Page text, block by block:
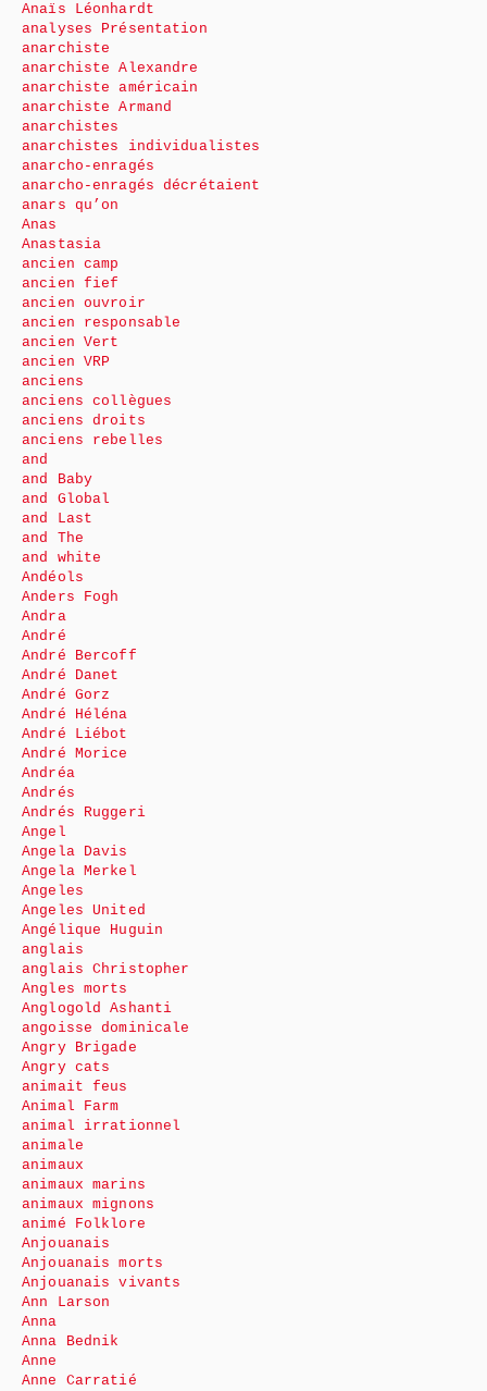
Anaïs Léonhardt
analyses Présentation
anarchiste
anarchiste Alexandre
anarchiste américain
anarchiste Armand
anarchistes
anarchistes individualistes
anarcho-enragés
anarcho-enragés décrétaient
anars qu’on
Anas
Anastasia
ancien camp
ancien fief
ancien ouvroir
ancien responsable
ancien Vert
ancien VRP
anciens
anciens collègues
anciens droits
anciens rebelles
and
and Baby
and Global
and Last
and The
and white
Andéols
Anders Fogh
Andra
André
André Bercoff
André Danet
André Gorz
André Héléna
André Liébot
André Morice
Andréa
Andrés
Andrés Ruggeri
Angel
Angela Davis
Angela Merkel
Angeles
Angeles United
Angélique Huguin
anglais
anglais Christopher
Angles morts
Anglogold Ashanti
angoisse dominicale
Angry Brigade
Angry cats
animait feus
Animal Farm
animal irrationnel
animale
animaux
animaux marins
animaux mignons
animé Folklore
Anjouanais
Anjouanais morts
Anjouanais vivants
Ann Larson
Anna
Anna Bednik
Anne
Anne Carratié